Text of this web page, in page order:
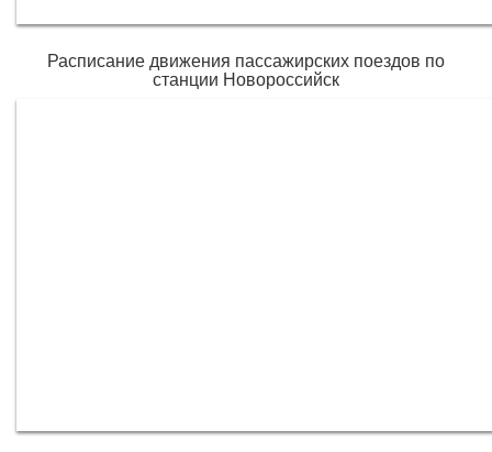
Расписание движения пассажирских поездов по
станции Новороссийск